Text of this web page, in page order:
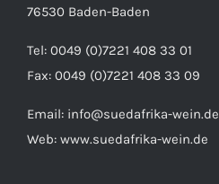
76530 Baden-Baden
Tel: 0049 (0)7221 408 33 01
Fax: 0049 (0)7221 408 33 09
Email: info@suedafrika-wein.de
Web: www.suedafrika-wein.de